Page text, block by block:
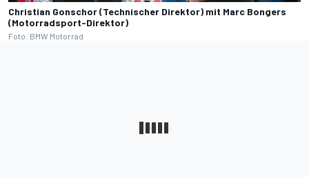
Christian Gonschor (Technischer Direktor) mit Marc Bongers
(Motorradsport-Direktor)
Foto: BMW Motorrad